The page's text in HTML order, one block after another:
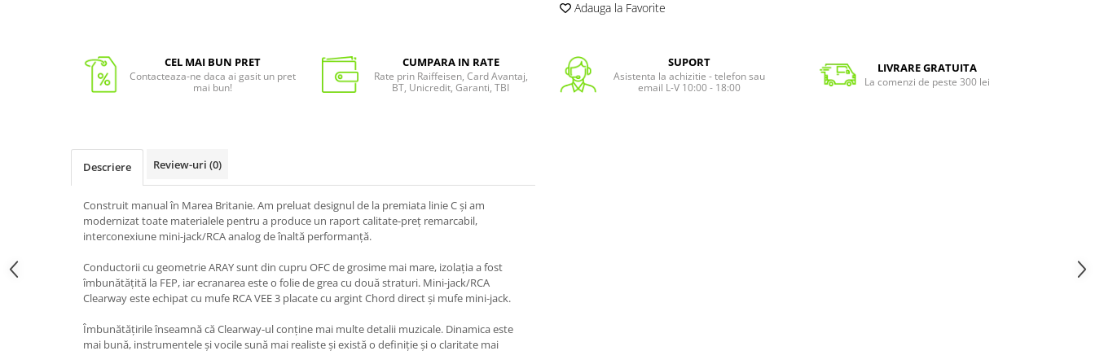
Adauga la Favorite
CEL MAI BUN PRET
Contacteaza-ne daca ai gasit un pret
mai bun!
CUMPARA IN RATE
Rate prin Raiffeisen, Card Avantaj,
BT, Unicredit, Garanti, TBI
SUPORT
Asistenta la achizitie - telefon sau
email L-V 10:00 - 18:00
LIVRARE GRATUITA
La comenzi de peste 300 lei
Descriere Review-uri (0)
Construit manual în Marea Britanie. Am preluat designul de la premiata linie C și am
modernizat toate materialele pentru a produce un raport calitate-preț remarcabil,
interconexiune mini-jack/RCA analog de înaltă performanță.
Conductorii cu geometrie ARAY sunt din cupru OFC de grosime mai mare, izolația a fost
îmbunătățită la FEP, iar ecranarea este o folie de grea cu două straturi. Mini-jack/RCA
Clearway este echipat cu mufe RCA VEE 3 placate cu argint Chord direct și mufe mini-jack.
Îmbunătățirile înseamnă că Clearway-ul conține mai multe detalii muzicale. Dinamica este
mai bună, instrumentele și vocile sună mai realiste și există o definiție și o claritate mai